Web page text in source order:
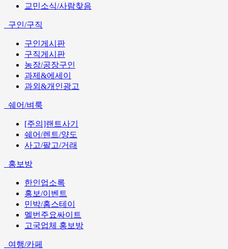
교민소식/사람찾음
구인/구직
구인게시판
구직게시판
농장/공장구인
과제&에세이
과외&개인광고
쉐어/벼룩
[주의]랜트사기
쉐어/렌트/양도
사고/팔고/거래
홍보방
한인업소록
홍보/이벤트
민박/홈스테이
멜번주요싸이트
고국업체 홍보방
여행/카페